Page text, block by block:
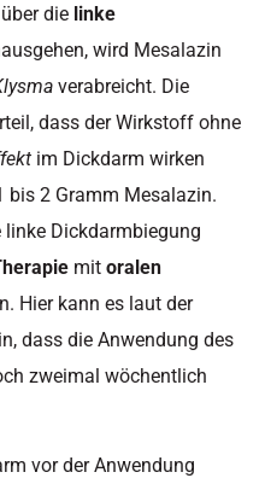
die linke
wird Mesalazin
verabreicht. Die
dass der Wirkstoff ohne
im Dickdarm wirken
bis 2 Gramm Mesalazin.
linke Dickdarmbiegung
mit oralen
Hier kann es laut der
dass die Anwendung des
zweimal wöchentlich
vor der Anwendung